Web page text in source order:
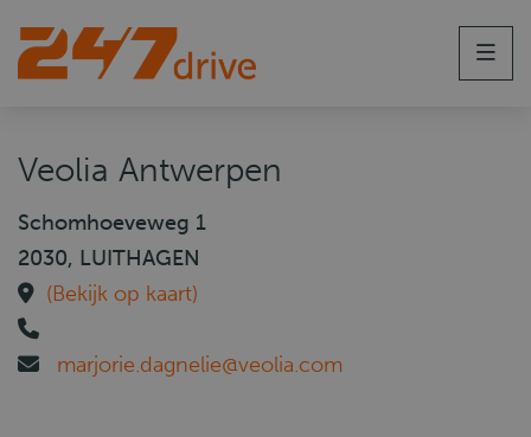
Veolia Antwerpen
Schomhoeveweg 1
2030, LUITHAGEN
(Bekijk op kaart)
marjorie.dagnelie@veolia.com